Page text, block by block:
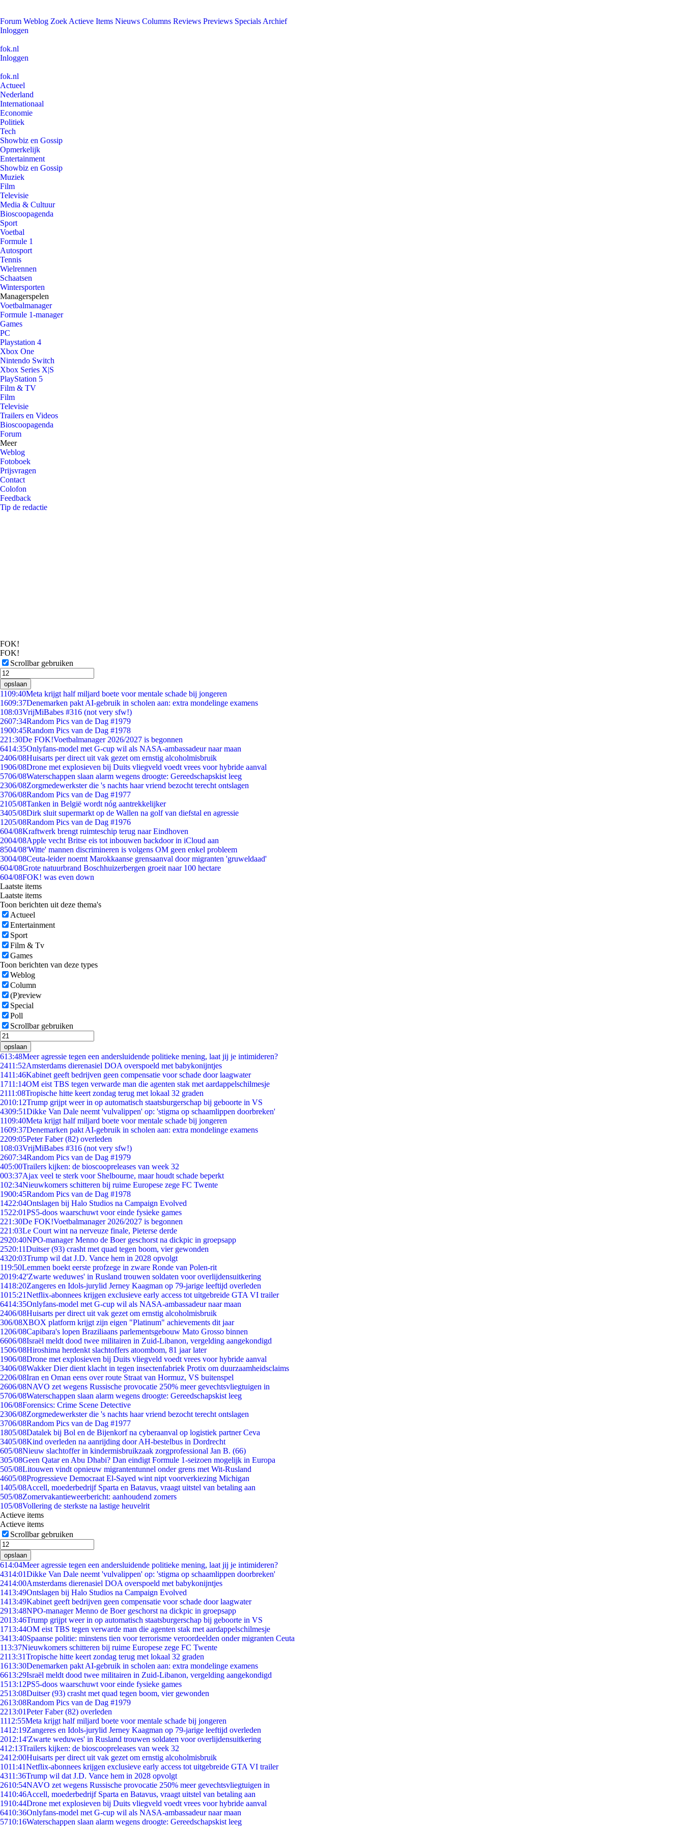
Forum Weblog Zoek Actieve Items Nieuws Columns Reviews Previews Specials Archief
Inloggen
fok.nl
Inloggen
fok.nl
Actueel
Nederland
Internationaal
Economie
Politiek
Tech
Showbiz en Gossip
Opmerkelijk
Entertainment
Showbiz en Gossip
Muziek
Film
Televisie
Media & Cultuur
Bioscoopagenda
Sport
Voetbal
Formule 1
Autosport
Tennis
Wielrennen
Schaatsen
Wintersporten
Managerspelen
Voetbalmanager
Formule 1-manager
Games
PC
Playstation 4
Xbox One
Nintendo Switch
Xbox Series X|S
PlayStation 5
Film & TV
Film
Televisie
Trailers en Videos
Bioscoopagenda
Forum
Meer
Weblog
Fotoboek
Prijsvragen
Contact
Colofon
Feedback
Tip de redactie
FOK!
FOK!
Scrollbar gebruiken
opslaan
1109:40Meta krijgt half miljard boete voor mentale schade bij jongeren
1609:37Denemarken pakt AI-gebruik in scholen aan: extra mondelinge examens
108:03VrijMiBabes #316 (not very sfw!)
2607:34Random Pics van de Dag #1979
1900:45Random Pics van de Dag #1978
221:30De FOK!Voetbalmanager 2026/2027 is begonnen
6414:35Onlyfans-model met G-cup wil als NASA-ambassadeur naar maan
2406/08Huisarts per direct uit vak gezet om ernstig alcoholmisbruik
1906/08Drone met explosieven bij Duits vliegveld voedt vrees voor hybride aanval
5706/08Waterschappen slaan alarm wegens droogte: Gereedschapskist leeg
2306/08Zorgmedewerkster die 's nachts haar vriend bezocht terecht ontslagen
3706/08Random Pics van de Dag #1977
2105/08Tanken in België wordt nóg aantrekkelijker
3405/08Dirk sluit supermarkt op de Wallen na golf van diefstal en agressie
1205/08Random Pics van de Dag #1976
604/08Kraftwerk brengt ruimteschip terug naar Eindhoven
2004/08Apple vecht Britse eis tot inbouwen backdoor in iCloud aan
8504/08'Witte' mannen discrimineren is volgens OM geen enkel probleem
3004/08Ceuta-leider noemt Marokkaanse grensaanval door migranten 'gruweldaad'
604/08Grote natuurbrand Boschhuizerbergen groeit naar 100 hectare
604/08FOK! was even down
Laatste items
Laatste items
Toon berichten uit deze thema's
Actueel
Entertainment
Sport
Film & Tv
Games
Toon berichten van deze types
Weblog
Column
(P)review
Special
Poll
Scrollbar gebruiken
opslaan
613:48Meer agressie tegen een andersluidende politieke mening, laat jij je intimideren?
2411:52Amsterdams dierenasiel DOA overspoeld met babykonijntjes
1411:46Kabinet geeft bedrijven geen compensatie voor schade door laagwater
1711:14OM eist TBS tegen verwarde man die agenten stak met aardappelschilmesje
2111:08Tropische hitte keert zondag terug met lokaal 32 graden
2010:12Trump grijpt weer in op automatisch staatsburgerschap bij geboorte in VS
4309:51Dikke Van Dale neemt 'vulvalippen' op: 'stigma op schaamlippen doorbreken'
1109:40Meta krijgt half miljard boete voor mentale schade bij jongeren
1609:37Denemarken pakt AI-gebruik in scholen aan: extra mondelinge examens
2209:05Peter Faber (82) overleden
108:03VrijMiBabes #316 (not very sfw!)
2607:34Random Pics van de Dag #1979
405:00Trailers kijken: de bioscoopreleases van week 32
003:37Ajax veel te sterk voor Shelbourne, maar houdt schade beperkt
102:34Nieuwkomers schitteren bij ruime Europese zege FC Twente
1900:45Random Pics van de Dag #1978
1422:04Ontslagen bij Halo Studios na Campaign Evolved
1522:01PS5-doos waarschuwt voor einde fysieke games
221:30De FOK!Voetbalmanager 2026/2027 is begonnen
221:03Le Court wint na nerveuze finale, Pieterse derde
2920:40NPO-manager Menno de Boer geschorst na dickpic in groepsapp
2520:11Duitser (93) crasht met quad tegen boom, vier gewonden
4320:03Trump wil dat J.D. Vance hem in 2028 opvolgt
119:50Lemmen boekt eerste profzege in zware Ronde van Polen-rit
2019:42'Zwarte weduwes' in Rusland trouwen soldaten voor overlijdensuitkering
1418:20Zangeres en Idols-jurylid Jerney Kaagman op 79-jarige leeftijd overleden
1015:21Netflix-abonnees krijgen exclusieve early access tot uitgebreide GTA VI trailer
6414:35Onlyfans-model met G-cup wil als NASA-ambassadeur naar maan
2406/08Huisarts per direct uit vak gezet om ernstig alcoholmisbruik
306/08XBOX platform krijgt zijn eigen "Platinum" achievements dit jaar
1206/08Capibara's lopen Braziliaans parlementsgebouw Mato Grosso binnen
6606/08Israël meldt dood twee militairen in Zuid-Libanon, vergelding aangekondigd
1506/08Hiroshima herdenkt slachtoffers atoombom, 81 jaar later
1906/08Drone met explosieven bij Duits vliegveld voedt vrees voor hybride aanval
3406/08Wakker Dier dient klacht in tegen insectenfabriek Protix om duurzaamheidsclaims
2206/08Iran en Oman eens over route Straat van Hormuz, VS buitenspel
2606/08NAVO zet wegens Russische provocatie 250% meer gevechtsvliegtuigen in
5706/08Waterschappen slaan alarm wegens droogte: Gereedschapskist leeg
106/08Forensics: Crime Scene Detective
2306/08Zorgmedewerkster die 's nachts haar vriend bezocht terecht ontslagen
3706/08Random Pics van de Dag #1977
1805/08Datalek bij Bol en de Bijenkorf na cyberaanval op logistiek partner Ceva
3405/08Kind overleden na aanrijding door AH-bestelbus in Dordrecht
605/08Nieuw slachtoffer in kindermisbruikzaak zorgprofessional Jan B. (66)
305/08Geen Qatar en Abu Dhabi? Dan eindigt Formule 1-seizoen mogelijk in Europa
505/08Litouwen vindt opnieuw migrantentunnel onder grens met Wit-Rusland
4605/08Progressieve Democraat El-Sayed wint nipt voorverkiezing Michigan
1405/08Accell, moederbedrijf Sparta en Batavus, vraagt uitstel van betaling aan
505/08Zomervakantieweerbericht: aanhoudend zomers
105/08Vollering de sterkste na lastige heuvelrit
Actieve items
Actieve items
Scrollbar gebruiken
opslaan
614:04Meer agressie tegen een andersluidende politieke mening, laat jij je intimideren?
4314:01Dikke Van Dale neemt 'vulvalippen' op: 'stigma op schaamlippen doorbreken'
2414:00Amsterdams dierenasiel DOA overspoeld met babykonijntjes
1413:49Ontslagen bij Halo Studios na Campaign Evolved
1413:49Kabinet geeft bedrijven geen compensatie voor schade door laagwater
2913:48NPO-manager Menno de Boer geschorst na dickpic in groepsapp
2013:46Trump grijpt weer in op automatisch staatsburgerschap bij geboorte in VS
1713:44OM eist TBS tegen verwarde man die agenten stak met aardappelschilmesje
3413:40Spaanse politie: minstens tien voor terrorisme veroordeelden onder migranten Ceuta
113:37Nieuwkomers schitteren bij ruime Europese zege FC Twente
2113:31Tropische hitte keert zondag terug met lokaal 32 graden
1613:30Denemarken pakt AI-gebruik in scholen aan: extra mondelinge examens
6613:29Israël meldt dood twee militairen in Zuid-Libanon, vergelding aangekondigd
1513:12PS5-doos waarschuwt voor einde fysieke games
2513:08Duitser (93) crasht met quad tegen boom, vier gewonden
2613:08Random Pics van de Dag #1979
2213:01Peter Faber (82) overleden
1112:55Meta krijgt half miljard boete voor mentale schade bij jongeren
1412:19Zangeres en Idols-jurylid Jerney Kaagman op 79-jarige leeftijd overleden
2012:14'Zwarte weduwes' in Rusland trouwen soldaten voor overlijdensuitkering
412:13Trailers kijken: de bioscoopreleases van week 32
2412:00Huisarts per direct uit vak gezet om ernstig alcoholmisbruik
1011:41Netflix-abonnees krijgen exclusieve early access tot uitgebreide GTA VI trailer
4311:36Trump wil dat J.D. Vance hem in 2028 opvolgt
2610:54NAVO zet wegens Russische provocatie 250% meer gevechtsvliegtuigen in
1410:46Accell, moederbedrijf Sparta en Batavus, vraagt uitstel van betaling aan
1910:44Drone met explosieven bij Duits vliegveld voedt vrees voor hybride aanval
6410:36Onlyfans-model met G-cup wil als NASA-ambassadeur naar maan
5710:16Waterschappen slaan alarm wegens droogte: Gereedschapskist leeg